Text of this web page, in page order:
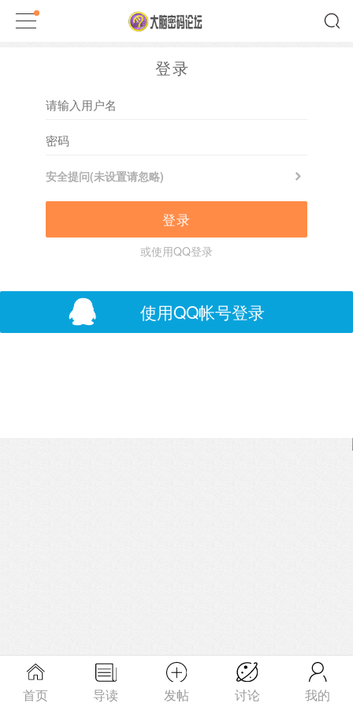
登录
安全提问(未设置请忽略)
登录
或使用QQ登录
使用QQ帐号登录
首页 导读 发帖 讨论 我的